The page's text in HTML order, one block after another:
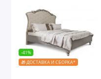
-41%
🎁 ДОСТАВКА И СБОРКА*